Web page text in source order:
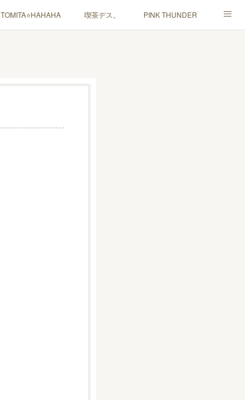
TOMITA⭐️HAHAHA 喫茶デス。 PINK THUNDER